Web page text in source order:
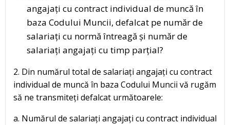
angajați cu contract individual de muncă în
baza Codului Muncii, defalcat pe număr de
salariați cu normă întreagă și număr de
salariați angajați cu timp parțial?
2. Din numărul total de salariați angajați cu contract
individual de muncă în baza Codului Muncii vă rugăm
să ne transmiteți defalcat următoarele:
a. Numărul de salariați angajați cu contract individual